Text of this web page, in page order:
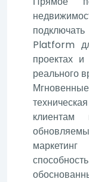
Platform
проектах
реального
клиентам